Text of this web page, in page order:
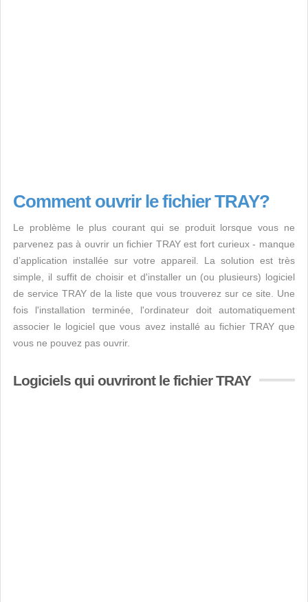
Comment ouvrir le fichier TRAY?
Le problème le plus courant qui se produit lorsque vous ne
parvenez pas à ouvrir un fichier TRAY est fort curieux - manque
d’application installée sur votre appareil. La solution est très
simple, il suffit de choisir et d'installer un (ou plusieurs) logiciel
de service TRAY de la liste que vous trouverez sur ce site. Une
fois l'installation terminée, l'ordinateur doit automatiquement
associer le logiciel que vous avez installé au fichier TRAY que
vous ne pouvez pas ouvrir.
Logiciels qui ouvriront le fichier TRAY